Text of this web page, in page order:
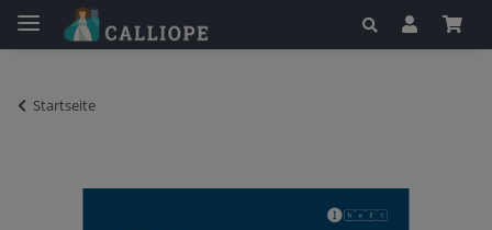
Startseite